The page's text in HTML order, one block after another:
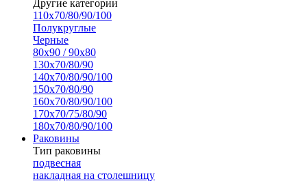
Другие категории
110х70/80/90/100
Полукруглые
Черные
80х90 / 90х80
130х70/80/90
140х70/80/90/100
150х70/80/90
160х70/80/90/100
170х70/75/80/90
180х70/80/90/100
Раковины
Тип раковины
подвесная
накладная на столешницу